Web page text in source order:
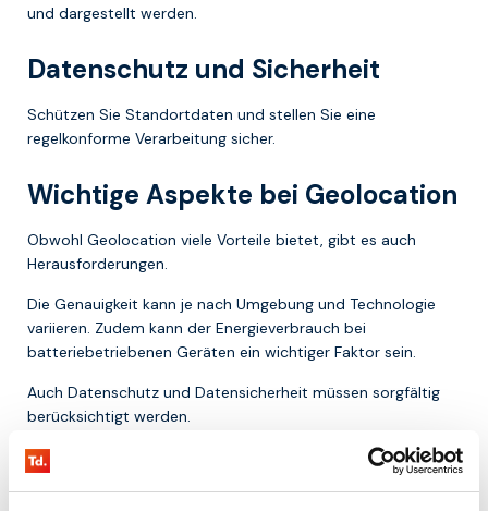
und dargestellt werden.
Datenschutz und Sicherheit
Schützen Sie Standortdaten und stellen Sie eine
regelkonforme Verarbeitung sicher.
Wichtige Aspekte bei Geolocation
Obwohl Geolocation viele Vorteile bietet, gibt es auch
Herausforderungen.
Die Genauigkeit kann je nach Umgebung und Technologie
variieren. Zudem kann der Energieverbrauch bei
batteriebetriebenen Geräten ein wichtiger Faktor sein.
Auch Datenschutz und Datensicherheit müssen sorgfältig
berücksichtigt werden.
Warum Geolocation wichtig ist